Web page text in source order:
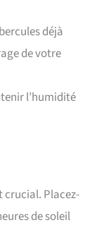
déjà
de votre
l’humidité
crucial. Placez-
de soleil